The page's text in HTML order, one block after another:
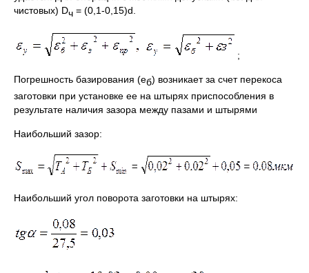
чистовых) Dч = (0,1-0,15)d.
;
Погрешность базирования (eб) возникает за счет перекоса
заготовки при установке ее на штырях приспособления в
результате наличия зазора между пазами и штырями
Наибольший зазор:
Наибольший угол поворота заготовки на штырях: